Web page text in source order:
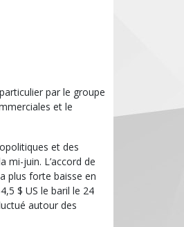
par le groupe
et le
et des
mi-juin. L’accord de
plus forte baisse en
$ US le baril le 24
autour des